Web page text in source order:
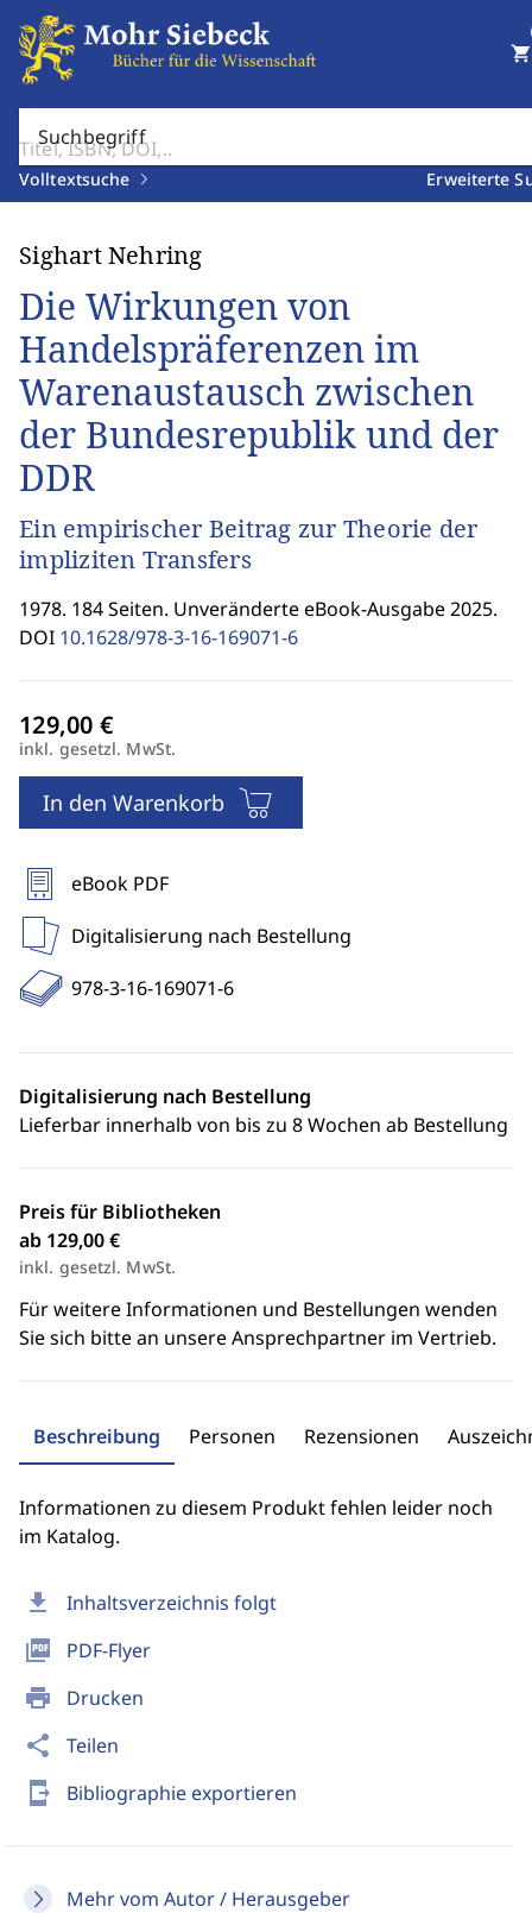
Suchbegriff
Volltextsuche Erweiterte
shopping_cart
download Inhaltsverzeichnis folgt
picture_as_pdf PDF-Flyer
print Drucken
share Teilen
send_to_mobile Bibliographie exportieren
Mehr vom Autor / Herausgeber
Sighart Nehring
Die Wirkungen von
Handelspräferenzen im
Warenaustausch zwischen
der Bundesrepublik und der
DDR
Ein empirischer Beitrag zur Theorie der
impliziten Transfers
1978. 184 Seiten. Unveränderte eBook-Ausgabe 2025.
DOI 10.1628/978-3-16-169071-6
inkl. gesetzl. MwSt.
In den Warenkorb
eBook PDF
Digitalisierung nach Bestellung
978-3-16-169071-6
Digitalisierung nach Bestellung
Lieferbar innerhalb von bis zu 8 Wochen ab Bestellung
Preis für Bibliotheken
ab 129,00 €
inkl. gesetzl. MwSt.
Für weitere Informationen und Bestellungen wenden
Sie sich bitte an unsere Ansprechpartner im Vertrieb.
Beschreibung Personen Rezensionen
Informationen zu diesem Produkt fehlen leider noch
im Katalog.